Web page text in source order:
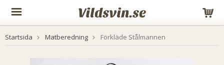
Startsida Matberedning Förkläde Stålmannen